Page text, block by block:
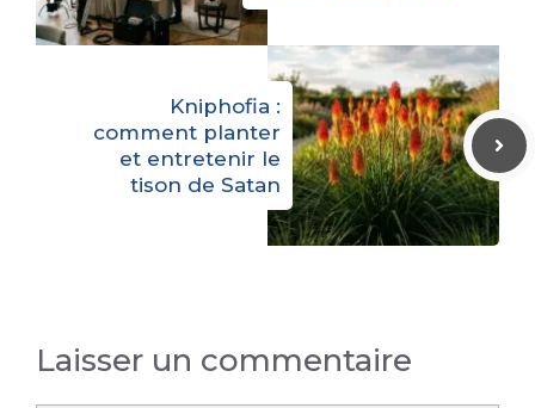
Kniphofia :
comment planter
et entretenir le
tison de Satan
Laisser un commentaire